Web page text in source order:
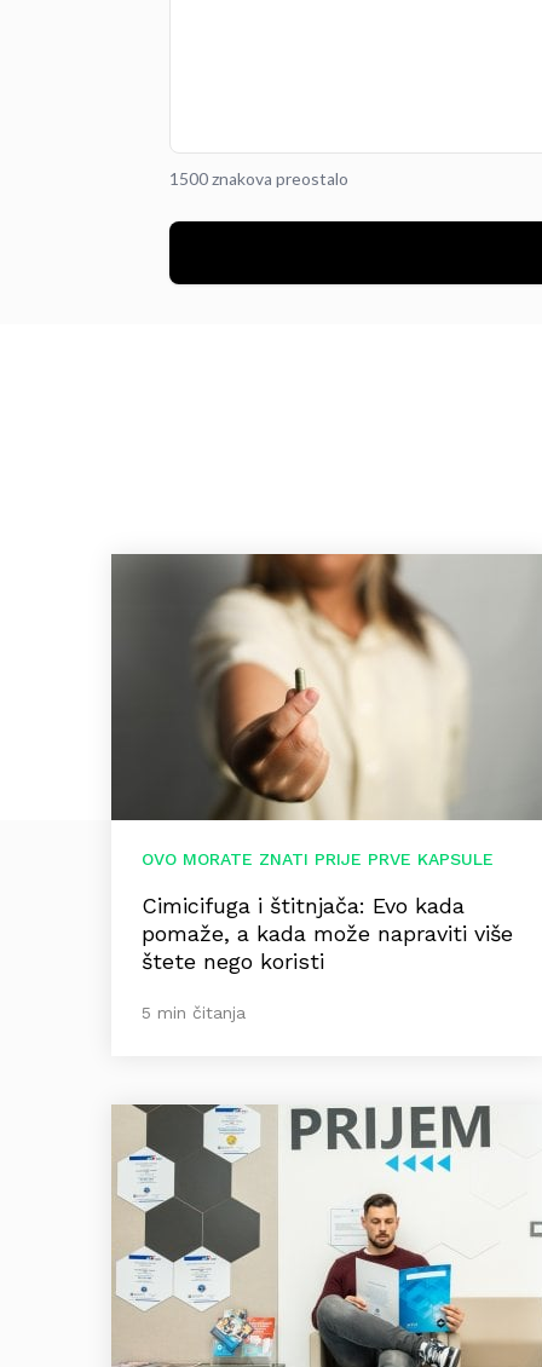
1500 znakova preostalo
OVO MORATE ZNATI PRIJE PRVE KAPSULE
Cimicifuga i štitnjača: Evo kada
pomaže, a kada može napraviti više
štete nego koristi
5 min čitanja